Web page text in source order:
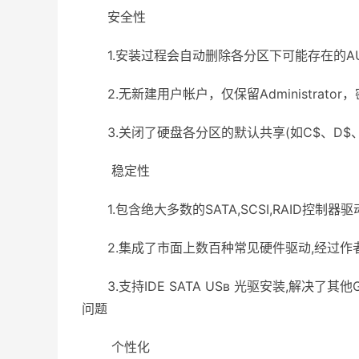
安全性
1.安装过程会自动删除各分区下可能存在的
2.无新建用户帐户，仅保留Administrator，
3.关闭了硬盘各分区的默认共享(如C$、D$
稳定性
1.包含绝大多数的SATA,SCSI,RAID控制器驱
2.集成了市面上数百种常见硬件驱动,经过作
3.支持IDE SATA USв 光驱安装,解决了其他
问题
个性化